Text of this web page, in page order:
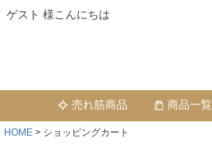
ゲスト 様こんにちは
売れ筋商品 商品一覧
HOME ショッピングカート